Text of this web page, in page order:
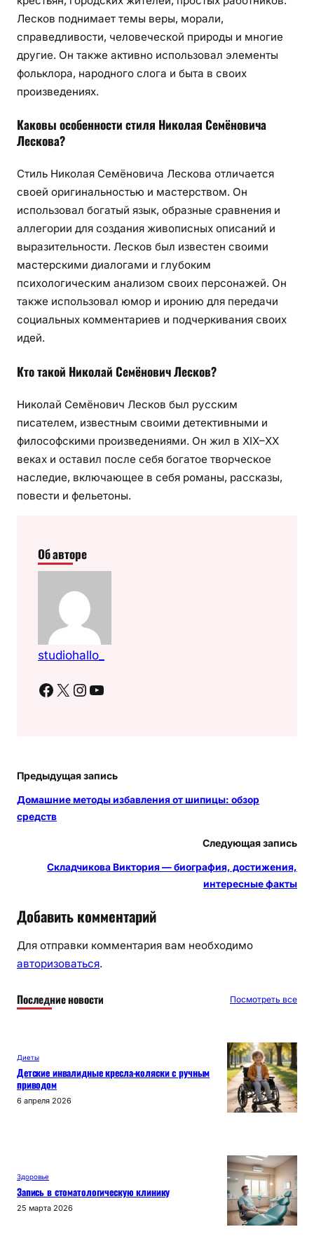
Лесков поднимает темы веры, морали,
справедливости, человеческой природы и многие
другие. Он также активно использовал элементы
фольклора, народного слога и быта в своих
произведениях.
Каковы особенности стиля Николая Семёновича
Лескова?
Стиль Николая Семёновича Лескова отличается
своей оригинальностью и мастерством. Он
использовал богатый язык, образные сравнения и
аллегории для создания живописных описаний и
выразительности. Лесков был известен своими
мастерскими диалогами и глубоким
психологическим анализом своих персонажей. Он
также использовал юмор и иронию для передачи
социальных комментариев и подчеркивания своих
идей.
Кто такой Николай Семёнович Лесков?
Николай Семёнович Лесков был русским
писателем, известным своими детективными и
философскими произведениями. Он жил в XIX–XX
веках и оставил после себя богатое творческое
наследие, включающее в себя романы, рассказы,
повести и фельетоны.
Об авторе
studiohallo_
Facebook X Instagram YouTube
Предыдущая запись
Домашние методы избавления от шипицы: обзор
средств
Следующая запись
Складчикова Виктория — биография, достижения,
интересные факты
Добавить комментарий
Для отправки комментария вам необходимо
авторизоваться.
Последние новости Посмотреть все
Диеты
Детские инвалидные кресла-коляски с ручным
приводом
6 апреля 2026
Здоровье
Запись в стоматологическую клинику
25 марта 2026